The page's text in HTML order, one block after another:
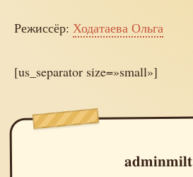
Режиссёр: Ходатаева Ольга
[us_separator size=»small»]
adminmilt